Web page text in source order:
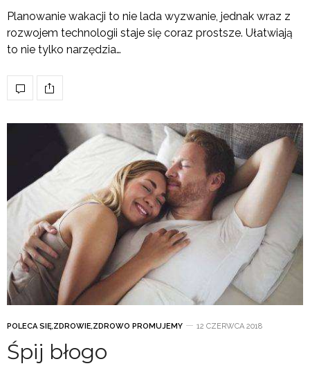
Planowanie wakacji to nie lada wyzwanie, jednak wraz z
rozwojem technologii staje się coraz prostsze. Ułatwiają
to nie tylko narzędzia…
POLECA SIĘ,ZDROWIE,ZDROWO PROMUJEMY 12 CZERWCA 2018
Śpij błogo